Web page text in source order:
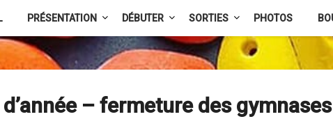
PRÉSENTATION DÉBUTER SORTIES PHOTOS
– fermeture des